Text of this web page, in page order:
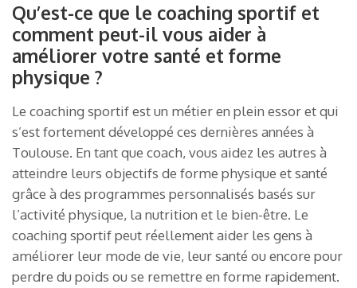
Qu’est-ce que le coaching sportif et
comment peut-il vous aider à
améliorer votre santé et forme
physique ?
Le coaching sportif est un métier en plein essor et qui
s’est fortement développé ces dernières années à
Toulouse. En tant que coach, vous aidez les autres à
atteindre leurs objectifs de forme physique et santé
grâce à des programmes personnalisés basés sur
l’activité physique, la nutrition et le bien-être. Le
coaching sportif peut réellement aider les gens à
améliorer leur mode de vie, leur santé ou encore pour
perdre du poids ou se remettre en forme rapidement.